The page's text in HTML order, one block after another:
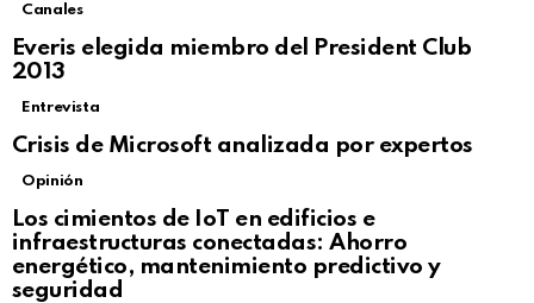
Canales
Everis elegida miembro del President Club
2013
Entrevista
Crisis de Microsoft analizada por expertos
Opinión
Los cimientos de IoT en edificios e
infraestructuras conectadas: Ahorro
energético, mantenimiento predictivo y
seguridad